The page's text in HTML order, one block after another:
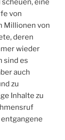
eine
von
Millionen von
deren
wieder
sind es
auch
zu
Inhalte zu